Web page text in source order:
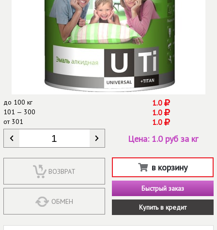
до 100 кг 1.0
101 — 300 1.0
от301 1.0
КОЛИЧЕСТВО
ВОЗВРАТ
ОБМЕН
Цена: 1.0 руб за кг
в корзину
Быстрый заказ
Купить в кредит